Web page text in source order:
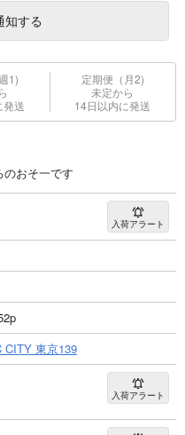
知する
1)
発送
定期便（月2)
未定から
14日以内に発送
おそ一です
入荷アラート
東京139
入荷アラート